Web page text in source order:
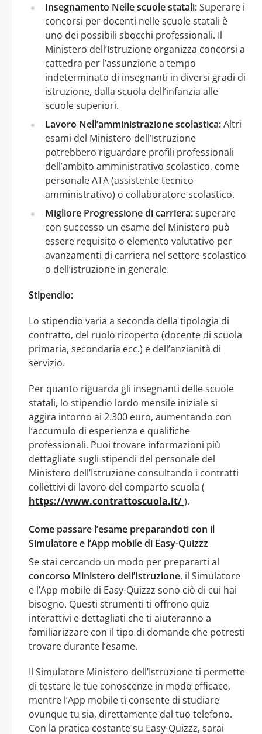
Insegnamento Nelle scuole statali:Superare i
concorsi per docenti nelle scuole statali è
uno dei possibili sbocchi professionali. Il
Ministero dell’Istruzione organizza concorsi a
cattedra per l’assunzione a tempo
indeterminato di insegnanti in diversi gradi di
istruzione, dalla scuola dell’infanzia alle
scuole superiori.
Lavoro Nell’amministrazione scolastica:Altri
esami del Ministero dell’Istruzione
potrebbero riguardare profili professionali
dell’ambito amministrativo scolastico, come
personale ATA (assistente tecnico
amministrativo) o collaboratore scolastico.
Migliore Progressione di carriera:superare
con successo un esame del Ministero può
essere requisito o elemento valutativo per
avanzamenti di carriera nel settore scolastico
o dell’istruzione in generale.
Stipendio:
Lo stipendio varia a seconda della tipologia di
contratto, del ruolo ricoperto (docente di scuola
primaria, secondaria ecc.) e dell’anzianità di
servizio.
Per quanto riguarda gli insegnanti delle scuole
statali, lo stipendio lordo mensile iniziale si
aggira intorno ai 2.300 euro, aumentando con
l’accumulo di esperienza e qualifiche
professionali. Puoi trovare informazioni più
dettagliate sugli stipendi del personale del
Ministero dell’Istruzione consultando i contratti
collettivi di lavoro del comparto scuola (
https://www.contrattoscuola.it/).
Come passare l’esame preparandoti con il
Simulatore e l’App mobile di Easy-Quizzz
Se stai cercando un modo per prepararti al
concorso Ministero dell’Istruzione, il Simulatore
e l’App mobile di Easy-Quizzz sono ciò di cui hai
bisogno. Questi strumenti ti offrono quiz
interattivi e dettagliati che ti aiuteranno a
familiarizzare con il tipo di domande che potresti
trovare durante l’esame.
Il Simulatore Ministero dell’Istruzione ti permette
di testare le tue conoscenze in modo efficace,
mentre l’App mobile ti consente di studiare
ovunque tu sia, direttamente dal tuo telefono.
Con la pratica costante su Easy-Quizzz, sarai